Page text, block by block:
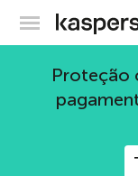
Proteção